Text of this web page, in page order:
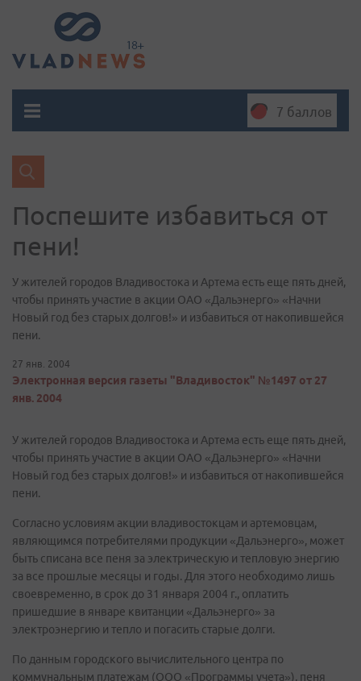
7 баллов
Поспешите избавиться от
пени!
У жителей городов Владивостока и Артема есть еще пять дней,
чтобы принять участие в акции ОАО «Дальэнерго» «Начни
Новый год без старых долгов!» и избавиться от накопившейся
пени.
27 янв. 2004
Электронная версия газеты "Владивосток" №1497 от 27
янв. 2004
У жителей городов Владивостока и Артема есть еще пять дней,
чтобы принять участие в акции ОАО «Дальэнерго» «Начни
Новый год без старых долгов!» и избавиться от накопившейся
пени.
Согласно условиям акции владивостокцам и артемовцам,
являющимся потребителями продукции «Дальэнерго», может
быть списана все пеня за электрическую и тепловую энергию
за все прошлые месяцы и годы. Для этого необходимо лишь
своевременно, в срок до 31 января 2004 г., оплатить
пришедшие в январе квитанции «Дальэнерго» за
электроэнергию и тепло и погасить старые долги.
По данным городского вычислительного центра по
коммунальным платежам (ООО «Программы учета»), пеня